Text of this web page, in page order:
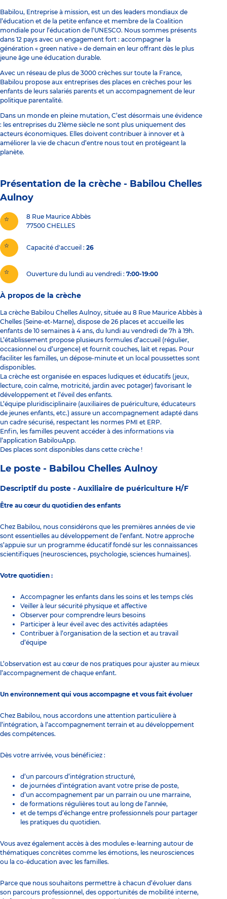
Babilou, Entreprise à mission, est un des leaders mondiaux de
l’éducation et de la petite enfance et membre de la Coalition
mondiale pour l’éducation de l’UNESCO. Nous sommes présents
dans 12 pays avec un engagement fort : accompagner la
génération « green native » de demain en leur offrant dès le plus
jeune âge une éducation durable.
Avec un réseau de plus de 3000 crèches sur toute la France,
Babilou propose aux entreprises des places en crèches pour les
enfants de leurs salariés parents et un accompagnement de leur
politique parentalité.
Dans un monde en pleine mutation, C’est désormais une évidence
: les entreprises du 21ème siècle ne sont plus uniquement des
acteurs économiques. Elles doivent contribuer à innover et à
améliorer la vie de chacun d’entre nous tout en protégeant la
planète.
Présentation de la crèche - Babilou Chelles
Aulnoy
8 Rue Maurice Abbès
77500 CHELLES
Capacité d'accueil 26
Ouverture du lundi au vendredi : 7:00-19:00
À propos de la crèche
La crèche Babilou Chelles Aulnoy, située au 8 Rue Maurice Abbès à
Chelles (Seine-et-Marne), dispose de 26 places et accueille les
enfants de 10 semaines à 4 ans, du lundi au vendredi de 7h à 19h.
L’établissement propose plusieurs formules d’accueil (régulier,
occasionnel ou d’urgence) et fournit couches, lait et repas. Pour
faciliter les familles, un dépose-minute et un local poussettes sont
disponibles.
La crèche est organisée en espaces ludiques et éducatifs (jeux,
lecture, coin calme, motricité, jardin avec potager) favorisant le
développement et l’éveil des enfants.
L’équipe pluridisciplinaire (auxiliaires de puériculture, éducateurs
de jeunes enfants, etc.) assure un accompagnement adapté dans
un cadre sécurisé, respectant les normes PMI et ERP.
Enfin, les familles peuvent accéder à des informations via
l’application BabilouApp.
Des places sont disponibles dans cette crèche !
Le poste - Babilou Chelles Aulnoy
Descriptif du poste - Auxiliaire de puériculture H/F
Être au cœur du quotidien des enfants
Chez Babilou, nous considérons que les premières années de vie
sont essentielles au développement de l’enfant. Notre approche
s’appuie sur un programme éducatif fondé sur les connaissances
scientifiques (neurosciences, psychologie, sciences humaines).
Votre quotidien :
Accompagner les enfants dans les soins et les temps clés
Veiller à leur sécurité physique et affective
Observer pour comprendre leurs besoins
Participer à leur éveil avec des activités adaptées
Contribuer à l’organisation de la section et au travail
d’équipe
L’observation est au cœur de nos pratiques pour ajuster au mieux
l’accompagnement de chaque enfant.
Un environnement qui vous accompagne et vous fait évoluer
Chez Babilou, nous accordons une attention particulière à
l’intégration, à l’accompagnement terrain et au développement
des compétences.
Dès votre arrivée, vous bénéficiez :
d’un parcours d’intégration structuré,
de journées d’intégration avant votre prise de poste,
d’un accompagnement par un parrain ou une marraine,
de formations régulières tout au long de l’année,
et de temps d’échange entre professionnels pour partager
les pratiques du quotidien.
Vous avez également accès à des modules e-learning autour de
thématiques concrètes comme les émotions, les neurosciences
ou la co-éducation avec les familles.
Parce que nous souhaitons permettre à chacun d’évoluer dans
son parcours professionnel, des opportunités de mobilité interne,